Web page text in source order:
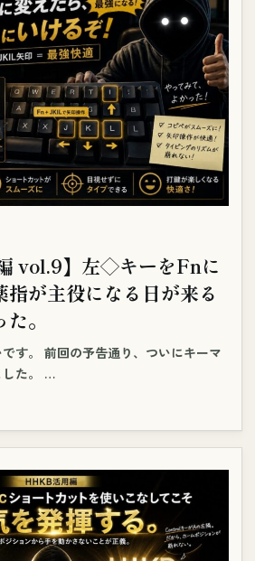
vol.9】左◇キーをFnに
指が主役になる日が来る
。
す。 前回の予告通り、ついにキーマ
した。 …